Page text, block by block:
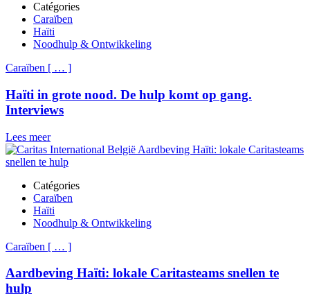
Catégories
Caraïben
Haïti
Noodhulp & Ontwikkeling
Caraïben [ … ]
Haïti in grote nood. De hulp komt op gang.
Interviews
Lees meer
Catégories
Caraïben
Haïti
Noodhulp & Ontwikkeling
Caraïben [ … ]
Aardbeving Haïti: lokale Caritasteams snellen te
hulp